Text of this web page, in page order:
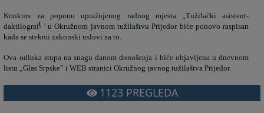
Konkurs za popunu upražnjenog radnog mjesta „Tužilački asistent-
daktilografț ' u Okružnom javnom tužilaštvu Prijedor biće ponovo raspisan
kada se steknu zakonski uslovi za to.
Ova odluka stupa na snagu danom donošenja i biće objavljena u dnevnom
listu „Glas Srpske” i WEB stranici Okružnog javnog tužilaštva Prijedor.
1123 PREGLEDA